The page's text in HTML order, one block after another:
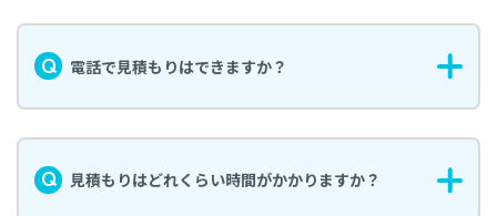
電話で見積もりはできますか？
見積もりはどれくらい時間がかかりますか？